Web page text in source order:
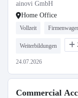
ainovi GmbH
Home Office
Vollzeit
Weiterbildungen
24.07.2026
Commercial